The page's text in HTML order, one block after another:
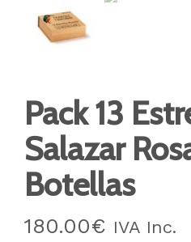
Pack 13
Salazar
Botellas
180.00€ IVA Inc.